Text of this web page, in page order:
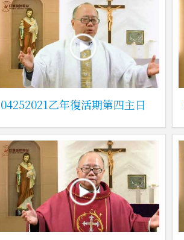
04252021乙年復活期第四主日